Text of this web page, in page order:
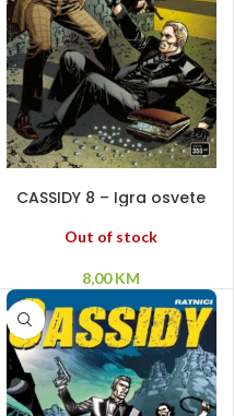
CASSIDY 8 – Igra osvete
Out of stock
8,00KM